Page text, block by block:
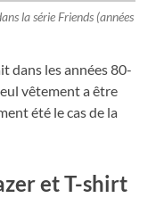
la série Friends (années
dans les années 80-
vêtement a être
été le cas de la
et T-shirt